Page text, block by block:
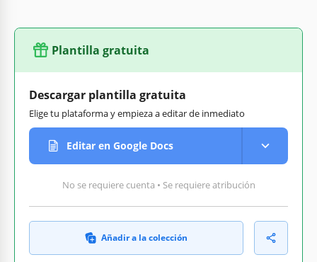
Plantilla gratuita
Descargar plantilla gratuita
Elige tu plataforma y empieza a editar de inmediato
Editar en Google Docs
No se requiere cuenta • Se requiere atribución
Añadir a la colección